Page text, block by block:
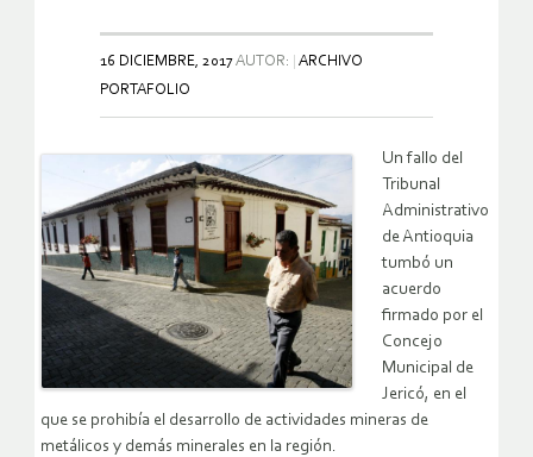
16 DICIEMBRE, 2017AUTOR:
ARCHIVO
PORTAFOLIO
Un fallo del
Tribunal
Administrativo
de Antioquia
tumbó un
acuerdo
firmado por el
Concejo
Municipal de
Jericó, en el
que se prohibía el desarrollo de actividades mineras de
metálicos y demás minerales en la región.